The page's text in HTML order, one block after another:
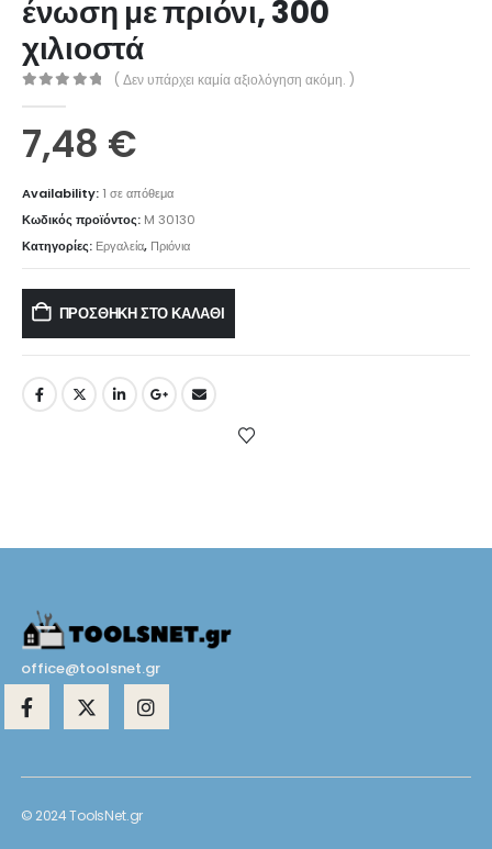
ένωση με πριόνι, 300
χιλιοστά
( Δεν υπάρχει καμία αξιολόγηση ακόμη. )
7,48 €
Availability: 1 σε απόθεμα
Κωδικός προϊόντος: M 30130
Κατηγορίες: Εργαλεία, Πριόνια
ΠΡΟΣΘΉΚΗ ΣΤΟ ΚΑΛΆΘΙ
office@toolsnet.gr
© 2024 ToolsNet.gr